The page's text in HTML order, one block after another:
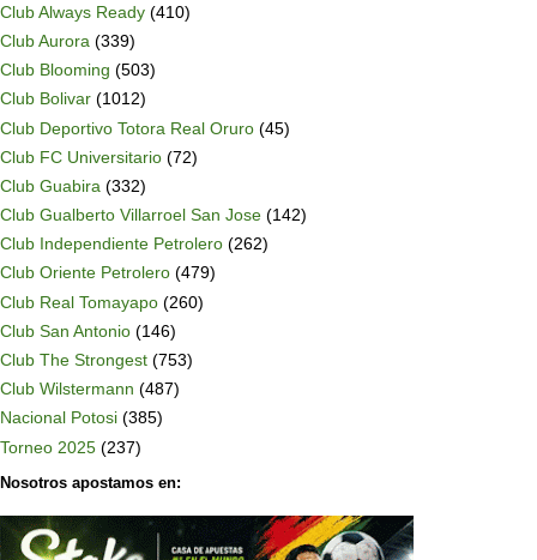
Club Always Ready (410)
Club Aurora (339)
Club Blooming (503)
Club Bolivar (1012)
Club Deportivo Totora Real Oruro (45)
Club FC Universitario (72)
Club Guabira (332)
Club Gualberto Villarroel San Jose (142)
Club Independiente Petrolero (262)
Club Oriente Petrolero (479)
Club Real Tomayapo (260)
Club San Antonio (146)
Club The Strongest (753)
Club Wilstermann (487)
Nacional Potosi (385)
Torneo 2025 (237)
Nosotros apostamos en: